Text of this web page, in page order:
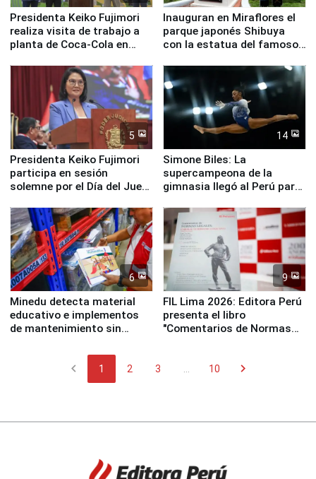
Presidenta Keiko Fujimori
realiza visita de trabajo a
planta de Coca-Cola en
Inauguran en Miraflores el
parque japonés Shibuya
con la estatua del famoso
5
Presidenta Keiko Fujimori
participa en sesión
solemne por el Día del Juez
14
Simone Biles: La
supercampeona de la
gimnasia llegó al Perú para
Panamericanos Lima 2027
6
Minedu detecta material
educativo e implementos
de mantenimiento sin
9
FIL Lima 2026: Editora Perú
presenta el libro
"Comentarios de Normas
chevron_left 1 2 3 10 chevron_right